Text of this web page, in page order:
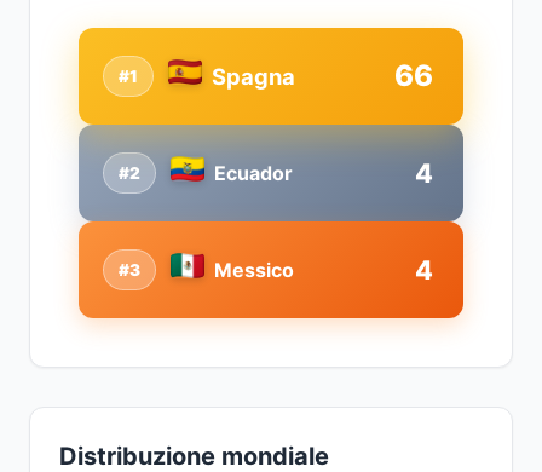
#2 Ecuador 4
#1 Spagna 66
#3 Messico 4
Distribuzione mondiale